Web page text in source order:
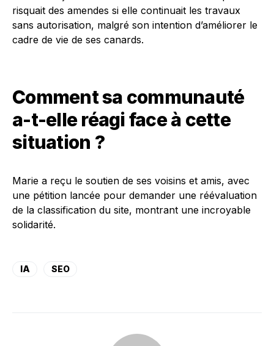
risquait des amendes si elle continuait les travaux
sans autorisation, malgré son intention d’améliorer le
cadre de vie de ses canards.
Comment sa communauté
a-t-elle réagi face à cette
situation ?
Marie a reçu le soutien de ses voisins et amis, avec
une pétition lancée pour demander une réévaluation
de la classification du site, montrant une incroyable
solidarité.
IA SEO